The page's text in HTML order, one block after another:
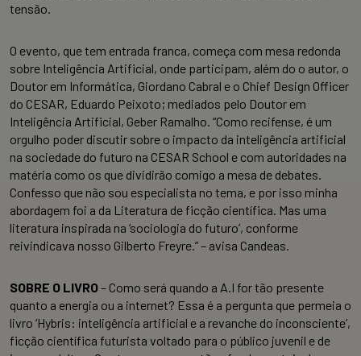
tensão.
O evento, que tem entrada franca, começa com mesa redonda
sobre Inteligência Artificial, onde participam, além do o autor, o
Doutor em Informática, Giordano Cabral e o Chief Design Officer
do CESAR, Eduardo Peixoto; mediados pelo Doutor em
Inteligência Artificial, Geber Ramalho. “Como recifense, é um
orgulho poder discutir sobre o impacto da inteligência artificial
na sociedade do futuro na CESAR School e com autoridades na
matéria como os que dividirão comigo a mesa de debates.
Confesso que não sou especialista no tema, e por isso minha
abordagem foi a da Literatura de ficção científica. Mas uma
literatura inspirada na ‘sociologia do futuro’, conforme
reivindicava nosso Gilberto Freyre.” – avisa Candeas.
SOBRE O LIVRO– Como será quando a A.I for tão presente
quanto a energia ou a internet? Essa é a pergunta que permeia o
livro ‘Hybris: inteligência artificial e a revanche do inconsciente’,
ficção científica futurista voltado para o público juvenil e de